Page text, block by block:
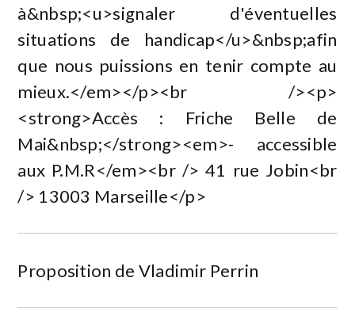
à&nbsp;<u>signaler d'éventuelles
situations de handicap</u>&nbsp;afin
que nous puissions en tenir compte au
mieux.</em></p><br /><p>
<strong>Accès : Friche Belle de
Mai&nbsp;</strong><em>- accessible
aux P.M.R</em><br /> 41 rue Jobin<br
/> 13003 Marseille</p>
Proposition de Vladimir Perrin